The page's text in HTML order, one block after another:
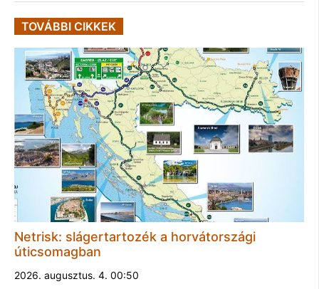
TOVÁBBI CIKKEK
Netrisk: slágertartozék a horvátországi
úticsomagban
2026. augusztus. 4. 00:50